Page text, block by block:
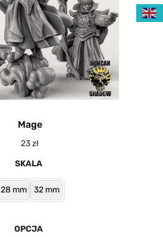
Mage
23zł
SKALA
28 mm 32 mm
OPCJA